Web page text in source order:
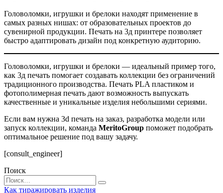
Головоломки, игрушки и брелоки находят применение в
самых разных нишах: от образовательных проектов до
сувенирной продукции. Печать на 3д принтере позволяет
быстро адаптировать дизайн под конкретную аудиторию.
Головоломки, игрушки и брелоки — идеальный пример того,
как 3д печать помогает создавать коллекции без ограничений
традиционного производства. Печать PLA пластиком и
фотополимерная печать дают возможность выпускать
качественные и уникальные изделия небольшими сериями.
Если вам нужна 3d печать на заказ, разработка модели или
запуск коллекции, команда MeritoGroup поможет подобрать
оптимальное решение под вашу задачу.
[consult_engineer]
Поиск
Search
for:
Как тиражировать изделия